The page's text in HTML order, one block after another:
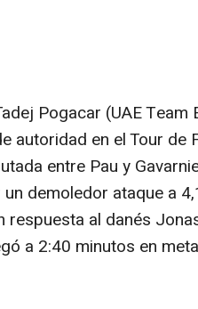
Pogacar (UAE Team
autoridad en el Tour de
entre Pau y
demoledor ataque a
respuesta al danés
a 2:40 minutos en